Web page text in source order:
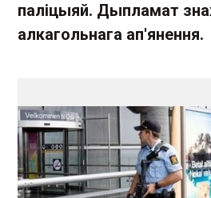
паліцыяй. Дыпламат
алкагольнага ап'янення.